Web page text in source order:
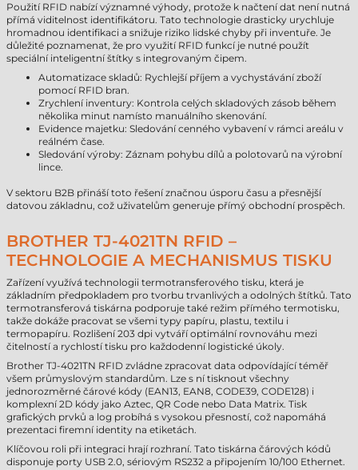
Použití RFID nabízí významné výhody, protože k načtení dat není nutná
přímá viditelnost identifikátoru. Tato technologie drasticky urychluje
hromadnou identifikaci a snižuje riziko lidské chyby při inventuře. Je
důležité poznamenat, že pro využití RFID funkcí je nutné použít
speciální inteligentní štítky s integrovaným čipem.
Automatizace skladů: Rychlejší příjem a vychystávání zboží
pomocí RFID bran.
Zrychlení inventury: Kontrola celých skladových zásob během
několika minut namísto manuálního skenování.
Evidence majetku: Sledování cenného vybavení v rámci areálu v
reálném čase.
Sledování výroby: Záznam pohybu dílů a polotovarů na výrobní
lince.
V sektoru B2B přináší toto řešení značnou úsporu času a přesnější
datovou základnu, což uživatelům generuje přímý obchodní prospěch.
BROTHER TJ-4021TN RFID –
TECHNOLOGIE A MECHANISMUS TISKU
Zařízení využívá technologii termotransferového tisku, která je
základním předpokladem pro tvorbu trvanlivých a odolných štítků. Tato
termotransferová tiskárna podporuje také režim přímého termotisku,
takže dokáže pracovat se všemi typy papíru, plastu, textilu i
termopapíru. Rozlišení 203 dpi vytváří optimální rovnováhu mezi
čitelností a rychlostí tisku pro každodenní logistické úkoly.
Brother TJ-4021TN RFID zvládne zpracovat data odpovídající téměř
všem průmyslovým standardům. Lze s ní tisknout všechny
jednorozměrné čárové kódy (EAN13, EAN8, CODE39, CODE128) i
komplexní 2D kódy jako Aztec, QR Code nebo Data Matrix. Tisk
grafických prvků a log probíhá s vysokou přesností, což napomáhá
prezentaci firemní identity na etiketách.
Klíčovou roli při integraci hrají rozhraní. Tato tiskárna čárových kódů
disponuje porty USB 2.0, sériovým RS232 a připojením 10/100 Ethernet.